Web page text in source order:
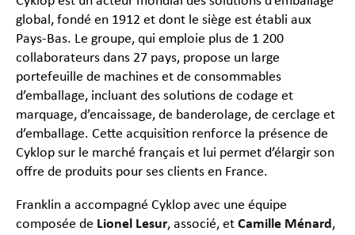
global, fondé en 1912 et dont le siège est établi aux
Pays-Bas. Le groupe, qui emploie plus de 1 200
collaborateurs dans 27 pays, propose un large
portefeuille de machines et de consommables
d’emballage, incluant des solutions de codage et
marquage, d’encaissage, de banderolage, de cerclage et
d’emballage. Cette acquisition renforce la présence de
Cyklop sur le marché français et lui permet d’élargir son
offre de produits pour ses clients en France.
Franklin a accompagné Cyklop avec une équipe
composée de Lionel Lesur, associé, et Camille Ménard,